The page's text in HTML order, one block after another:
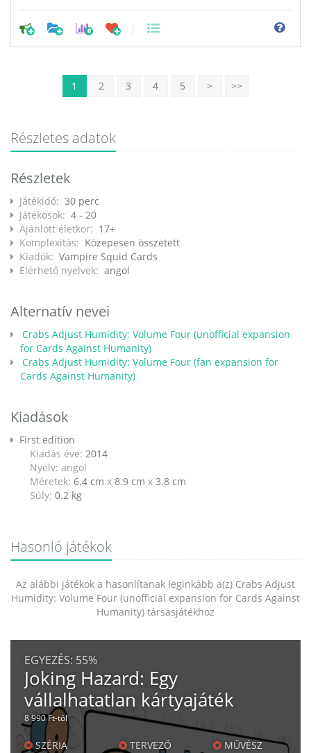
0
1 2 3 4 5 > >>
Részletes adatok
Részletek
Játékidő: 30 perc
Játékosok: 4 - 20
Ajánlott életkor: 17+
Komplexitás: Közepesen összetett
Kiadók: Vampire Squid Cards
Elérhető nyelvek: angol
Alternatív nevei
Crabs Adjust Humidity: Volume Four (unofficial expansion
for Cards Against Humanity)
Crabs Adjust Humidity: Volume Four (fan expansion for
Cards Against Humanity)
Kiadások
First edition
Kiadás éve: 2014
Nyelv: angol
Méretek: 6.4 cm x 8.9 cm x 3.8 cm
Súly: 0.2 kg
Hasonló játékok
Az alábbi játékok a hasonlítanak leginkább a(z) Crabs Adjust
Humidity: Volume Four (unofficial expansion for Cards Against
Humanity) társasjátékhoz
EGYEZÉS: 55%
Joking Hazard: Egy
vállalhatatlan kártyajáték
8 990 Ft-tól
SZÉRIA TERVEZŐ MŰVÉSZ